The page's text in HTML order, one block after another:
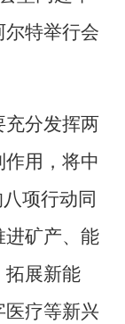
特举行会
充分发挥两
用，将中
项行动同
进矿产、能
拓展新能
疗等新兴